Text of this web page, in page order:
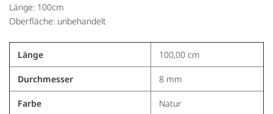
Länge: 100cm
Oberfläche: unbehandelt
Länge 100,00 cm
Durchmesser 8 mm
Farbe Natur